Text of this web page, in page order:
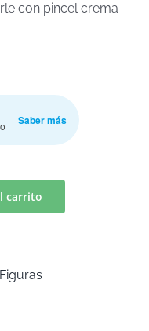
con pincel crema
Saber más
carrito
Figuras